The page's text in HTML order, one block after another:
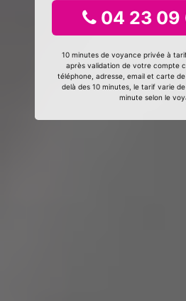
04 23 09
10 minutes de voyance privée à
après validation de votre compte
téléphone, adresse, email et carte
delà des 10 minutes, le tarif varie
minute selon le